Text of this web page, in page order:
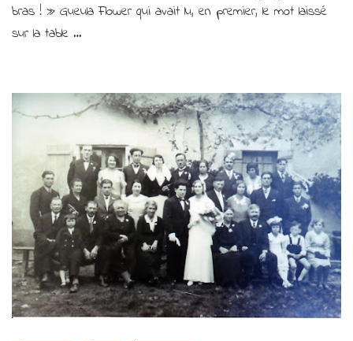
bras ! » Gueula Flower qui avait lu, en premier, le mot laissé
sur la table …